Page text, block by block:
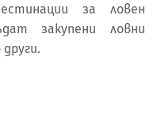
за ловен
закупени ловни